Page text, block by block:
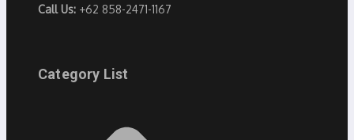
Call Us: +62 858-2471-1167
Category List